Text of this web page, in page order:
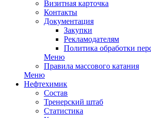
Визитная карточка
Контакты
Документация
Закупки
Рекламодателям
Политика обработки
Меню
Правила массового катания
Меню
Нефтехимик
Состав
Тренерский штаб
Статистика